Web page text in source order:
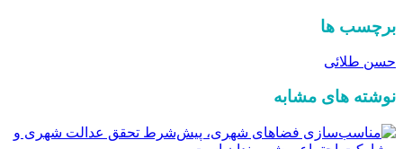
برچسب ها
حسن طلائی
نوشته های مشابه